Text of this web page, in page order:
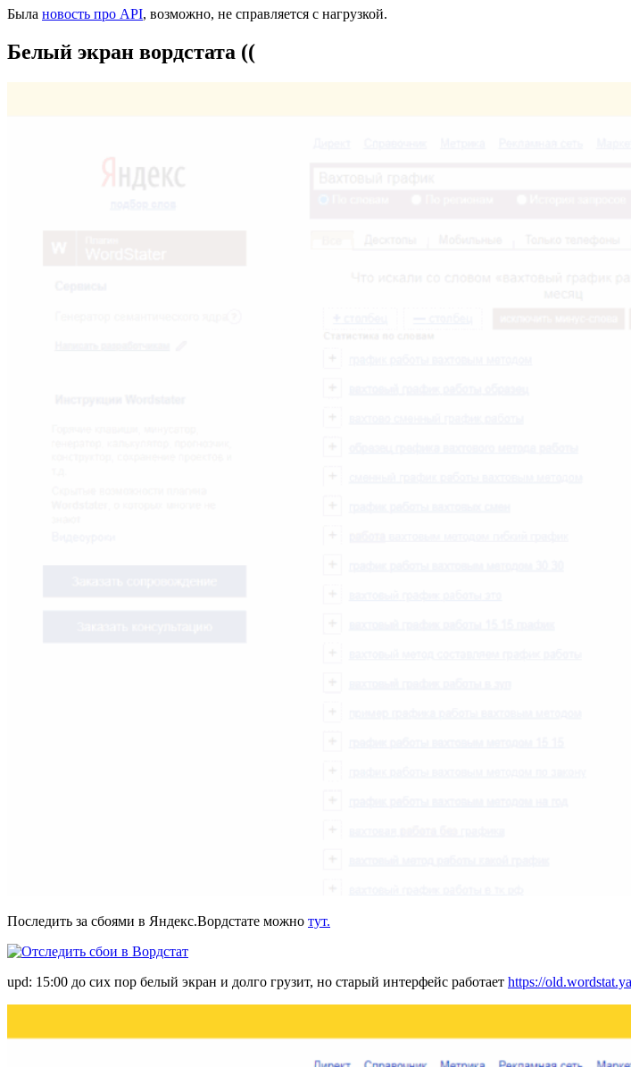
Была новость про API, возможно, не справляется с нагрузкой.
Белый экран вордстата ((
Последить за сбоями в Яндекс.Вордстате можно тут.
upd: 15:00 до сих пор белый экран и долго грузит, но старый интерфейс работает https://